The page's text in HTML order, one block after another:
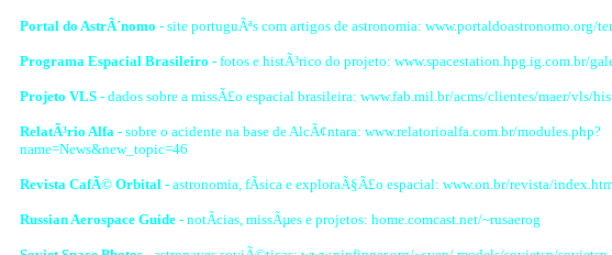
Portal do AstrÃ´nomo - site portuguÃªs com artigos de astronomia: www.portaldoastronomo.org/
Programa Espacial Brasileiro - fotos e histÃ³rico do projeto: www.spacestation.hpg.ig.com.br/
Projeto VLS - dados sobre a missÃ£o espacial brasileira: www.fab.mil.br/acms/clientes/maer/vls/
RelatÃ³rio Alfa - sobre o acidente na base de AlcÃ¢ntara: www.relatorioalfa.com.br/modules.php?
name=News&new_topic=46
Revista CafÃ© Orbital - astronomia, fÃ­sica e exploraÃ§Ã£o espacial: www.on.br/revista/
Russian Aerospace Guide - notÃ­cias, missÃµes e projetos: home.comcast.net/~rusaerog